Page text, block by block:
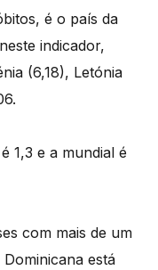
é o país da
indicador,
(6,18), Letónia
1,3 e a mundial é
com mais de um
está